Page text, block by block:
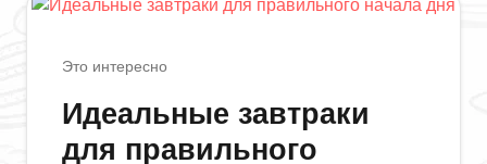
Это интересно
Идеальные завтраки
для правильного